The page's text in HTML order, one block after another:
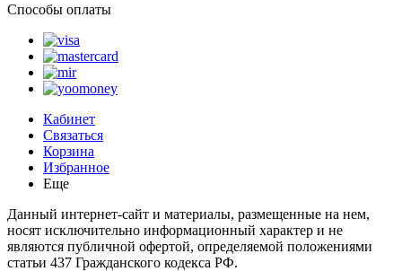
Способы оплаты
Кабинет
Связаться
Корзина
Избранное
Еще
Данный интернет-сайт и материалы, размещенные на нем,
носят исключительно информационный характер и не
являются публичной офертой, определяемой положениями
статьи 437 Гражданского кодекса РФ.